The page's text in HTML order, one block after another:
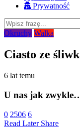
Prywatność
Okruchy Walka
Ciasto ze
6 lat temu
U nas jak
0 2506 6
Read Later Share